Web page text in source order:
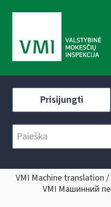
Prisijungti
VMI Machine translation
VMI Машинний